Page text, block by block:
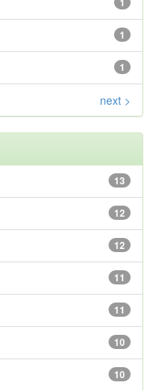
1
1
next >
13
12
12
11
11
10
10